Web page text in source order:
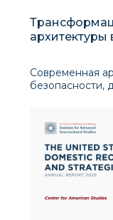
архитектуры
Современная
безопасности,
расходов на об